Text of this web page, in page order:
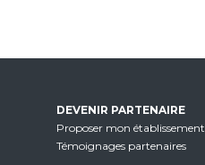
DEVENIR PARTENAIRE
Proposer mon établissement
Témoignages partenaires